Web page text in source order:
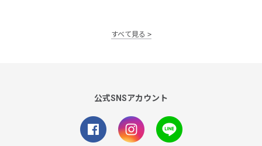
すべて見る
公式SNSアカウント